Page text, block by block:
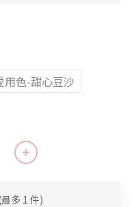
用色-甜心豆沙
多 1 件)